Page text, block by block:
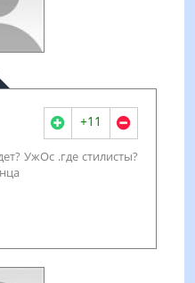
+11
УжОс .где стилисты?